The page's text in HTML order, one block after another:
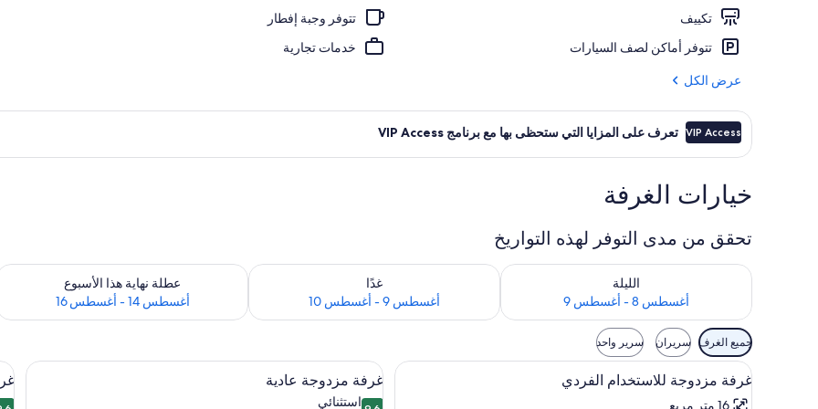
تكييف
تتوفر وجبة إفطار
تتوفر أماكن لصف السيارات
خدمات تجارية
عرض الكل
VIP Access تعرف على المزايا التي ستحظى بها مع برنامج VIP Access
خيارات الغرفة
تحقق من مدى التوفر لهذه التواريخ
الليلة
أغسطس 8 - أغسطس 9
تحقق من مدى التوفر لليلة للفترة أغسطس 8 - أغسطس 9
غدًا
أغسطس 9 - أغسطس 10
تحقق من مدى التوفر لغد للفترة أغسطس 9 - أغسطس 10
عطلة نهاية هذا الأسبوع
أغسطس 14 - أغسطس 16
تحقق من مدى التوفر لعطلة نهاية هذا الأسبوع
عوامل
التصفية
المتاحة
للغرف
جميع الغرف سريران سرير واحد
استعراض
جميع
أغطية فراش متميزة وميني بار وخزنة داخل الغرفة ومكتب
28
غرفة مزدوجة للاستخدام الفردي
16 متر مربع
استعراض
جميع
أغطية فراش متميزة وميني بار وخزنة
20
غرفة مزدوجة عادية
استثنائي